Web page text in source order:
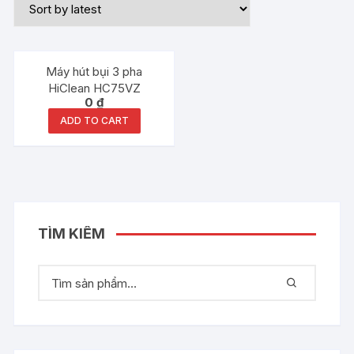
Máy hút bụi 3 pha
HiClean HC75VZ
0₫
ADD TO CART
TÌM KIẾM